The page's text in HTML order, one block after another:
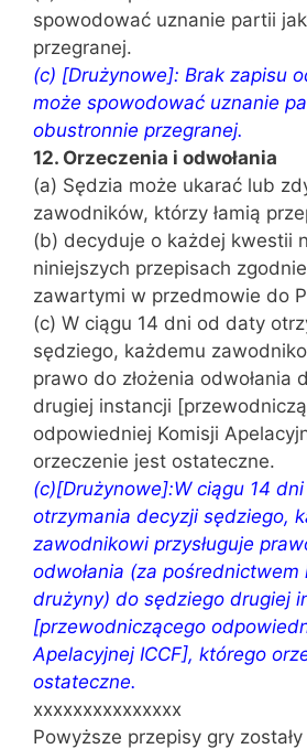
spowodować uznanie partii
przegranej.
(c) [Drużynowe]: Brak zapisu
może spowodować uznanie
obustronnie przegranej.
12. Orzeczenia i odwołania
(a) Sędzia może ukarać lub
zawodników, którzy łamią
(b) decyduje o każdej kwestii
niniejszych przepisach
zawartymi w przedmowie do
(c) W ciągu 14 dni od daty
sędziego, każdemu
prawo do złożenia odwołania
drugiej instancji
odpowiedniej Komisji
orzeczenie jest ostateczne.
(c)[Drużynowe]:W ciągu 14
otrzymania decyzji sędziego,
zawodnikowi przysługuje
odwołania (za pośrednictwem
drużyny) do sędziego drugiej
[przewodniczącego
Apelacyjnej ICCF], którego
ostateczne.
xxxxxxxxxxxxxxx
Powyższe przepisy gry